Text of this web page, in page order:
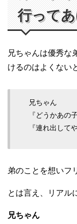
行って
兄ちゃんは優秀な
けるのはよくない
兄ちゃん
『どうかあの
『連れ出して
弟のことを想いフ
とは言え、リアル
兄ちゃん